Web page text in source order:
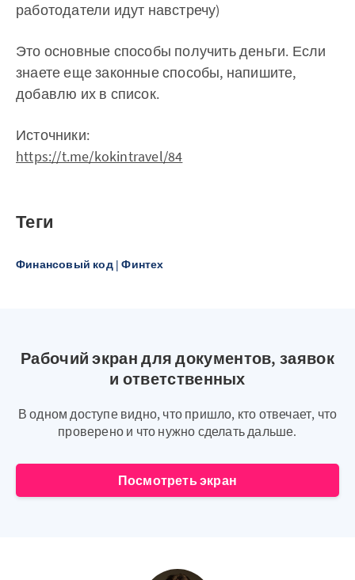
работодатели идут навстречу)
Это основные способы получить деньги. Если
знаете еще законные способы, напишите,
добавлю их в список.
Источники:
https://t.me/kokintravel/84
Теги
Финансовый код | Финтех
Рабочий экран для документов, заявок
и ответственных
В одном доступе видно, что пришло, кто отвечает, что
проверено и что нужно сделать дальше.
Посмотреть экран